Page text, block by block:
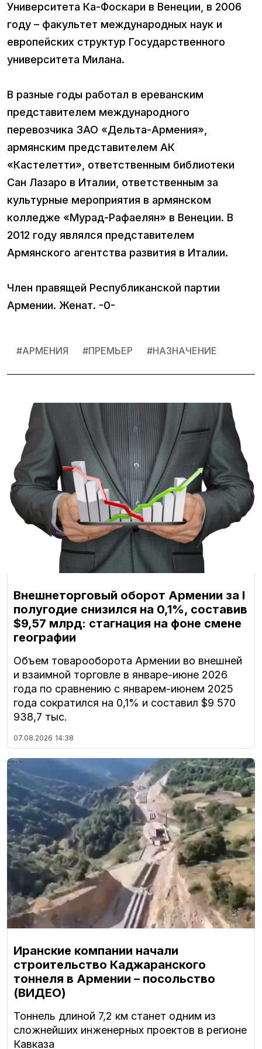
Университета Ка-Фоскари в Венеции, в 2006
году – факультет международных наук и
европейских структур Государственного
университета Милана.
В разные годы работал в ереванским
представителем международного
перевозчика ЗАО «Дельта-Армения»,
армянским представителем АК
«Кастелетти», ответственным библиотеки
Сан Лазаро в Италии, ответственным за
культурные мероприятия в армянском
колледже «Мурад-Рафаелян» в Венеции. В
2012 году являлся представителем
Армянского агентства развития в Италии.
Член правящей Республиканской партии
Армении. Женат. -0-
#АРМЕНИЯ #ПРЕМЬЕР #НАЗНАЧЕНИЕ
Внешнеторговый оборот Армении за I
полугодие снизился на 0,1%, составив
$9,57 млрд: стагнация на фоне смене
географии
Объем товарооборота Армении во внешней
и взаимной торговле в январе-июне 2026
года по сравнению с январем-июнем 2025
года сократился на 0,1% и составил $9 570
938,7 тыс.
07.08.2026 14:38
Иранские компании начали
строительство Каджаранского
тоннеля в Армении – посольство
(ВИДЕО)
Тоннель длиной 7,2 км станет одним из
сложнейших инженерных проектов в регионе
Кавказа